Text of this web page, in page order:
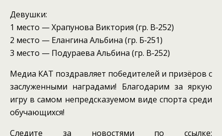
Девушки:
1 место — Храпунова Виктория (гр. В‑252)
2 место — Елангина Альбина (гр. Б‑251)
3 место — Подураева Альбина (гр. В‑252)
Медиа КАТ поздравляет победителей и призёров с
заслуженными наградами! Благодарим за яркую
игру в самом непредсказуемом виде спорта среди
обучающихся!
Следите за новостями по ссылке: